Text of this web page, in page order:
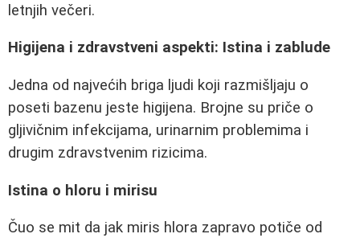
letnjih večeri.
Higijena i zdravstveni aspekti: Istina i zablude
Jedna od najvećih briga ljudi koji razmišljaju o
poseti bazenu jeste higijena. Brojne su priče o
gljivičnim infekcijama, urinarnim problemima i
drugim zdravstvenim rizicima.
Istina o hloru i mirisu
Čuo se mit da jak miris hlora zapravo potiče od